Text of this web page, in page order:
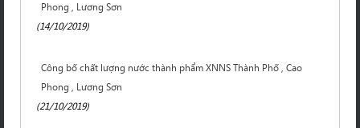
Phong , Lương Sơn
(14/10/2019)
Công bố chất lượng nước thành phẩm XNNS Thành Phố , Cao
Phong , Lương Sơn
(21/10/2019)